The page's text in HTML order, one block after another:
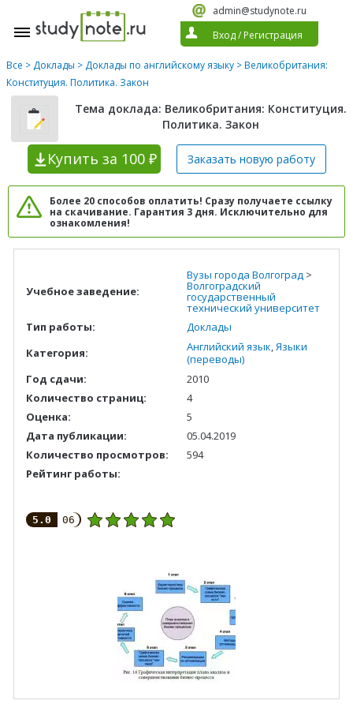
admin@studynote.ru
Вход/ Регистрация
Все > Доклады > Доклады по английскому языку > Великобритания:
Конституция. Политика. Закон
Тема доклада: Великобритания: Конституция.
Политика. Закон
Купить за 100 ₽ Заказать новую работу
Более 20 способов оплатить! Сразу получаете ссылку
на скачивание. Гарантия 3 дня. Исключительно для
ознакомления!
Учебное заведение:
Вузы города Волгоград >
Волгоградский
государственный
технический университет
Тип работы:
Доклады
Категория:
Английский язык,Языки
(переводы)
Год сдачи:
2010
Количество страниц:
4
Оценка:
5
Дата публикации:
05.04.2019
Количество просмотров:
594
Рейтинг работы:
5.0 06